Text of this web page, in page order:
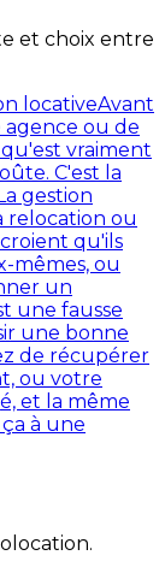
et choix entre
locativeAvant
ou de
vraiment
C'est la
gestion
relocation ou
qu'ils
mêmes, ou
un
une fausse
une bonne
de récupérer
ou votre
et la même
à une